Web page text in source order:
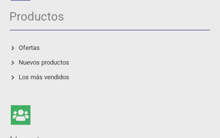
Productos
Ofertas
Nuevos productos
Los más vendidos